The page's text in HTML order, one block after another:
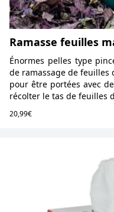
Ramasse feuilles
Énormes pelles type
de ramassage de feuilles
pour être portées avec
récolter le tas de feuilles
20,99€